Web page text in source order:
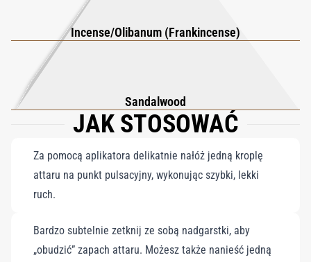
kompozycję eteryczną miękkością i sprawia, że Rose Aqor Attar
staje się prawdziwym hołdem dla piękna i elegancji.
Incense/Olibanum (Frankincense)
Sandalwood
JAK STOSOWAĆ
Za pomocą aplikatora delikatnie nałóż jedną kroplę
attaru na punkt pulsacyjny, wykonując szybki, lekki
ruch.
Bardzo subtelnie zetknij ze sobą nadgarstki, aby
„obudzić” zapach attaru. Możesz także nanieść jedną